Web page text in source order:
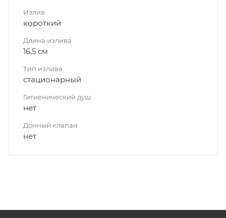
Излив
короткий
Длина излива
16,5 см
Тип излива
стационарный
Гигиенический душ
нет
Донный клапан
нет